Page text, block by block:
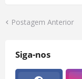
Postagem Anterior
Siga-nos